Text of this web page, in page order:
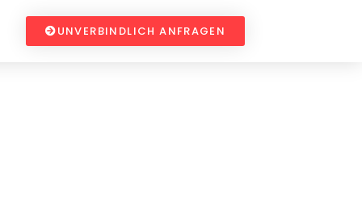
UNVERBINDLICH ANFRAGEN